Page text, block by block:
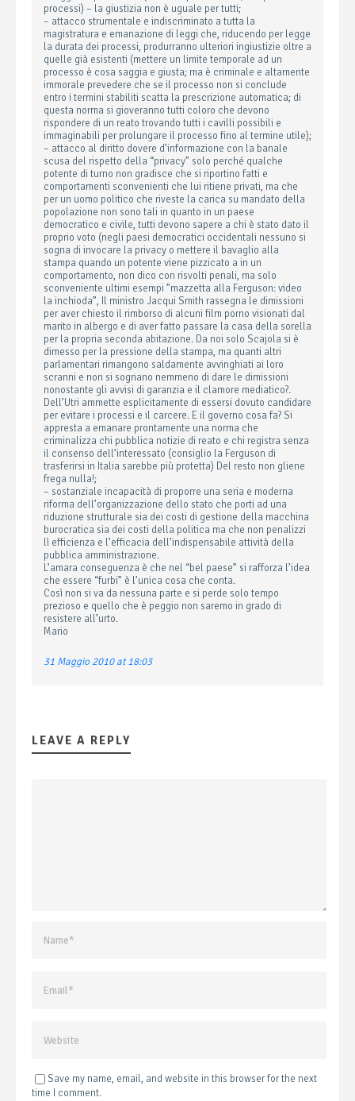
processi) – la giustizia non è uguale per tutti;
– attacco strumentale e indiscriminato a tutta la
magistratura e emanazione di leggi che, riducendo per legge
la durata dei processi, produrranno ulteriori ingiustizie oltre a
quelle già esistenti (mettere un limite temporale ad un
processo è cosa saggia e giusta; ma è criminale e altamente
immorale prevedere che se il processo non si conclude
entro i termini stabiliti scatta la prescrizione automatica; di
questa norma si gioveranno tutti coloro che devono
rispondere di un reato trovando tutti i cavilli possibili e
immaginabili per prolungare il processo fino al termine utile);
– attacco al diritto dovere d’informazione con la banale
scusa del rispetto della “privacy” solo perché qualche
potente di turno non gradisce che si riportino fatti e
comportamenti sconvenienti che lui ritiene privati, ma che
per un uomo politico che riveste la carica su mandato della
popolazione non sono tali in quanto in un paese
democratico e civile, tutti devono sapere a chi è stato dato il
proprio voto (negli paesi democratici occidentali nessuno si
sogna di invocare la privacy o mettere il bavaglio alla
stampa quando un potente viene pizzicato a in un
comportamento, non dico con risvolti penali, ma solo
sconveniente ultimi esempi ”mazzetta alla Ferguson: video
la inchioda”, Il ministro Jacqui Smith rassegna le dimissioni
per aver chiesto il rimborso di alcuni film porno visionati dal
marito in albergo e di aver fatto passare la casa della sorella
per la propria seconda abitazione. Da noi solo Scajola si è
dimesso per la pressione della stampa, ma quanti altri
parlamentari rimangono saldamente avvinghiati ai loro
scranni e non si sognano nemmeno di dare le dimissioni
nonostante gli avvisi di garanzia e il clamore mediatico?.
Dell’Utri ammette esplicitamente di essersi dovuto candidare
per evitare i processi e il carcere. E il governo cosa fa? Si
appresta a emanare prontamente una norma che
criminalizza chi pubblica notizie di reato e chi registra senza
il consenso dell’interessato (consiglio la Ferguson di
trasferirsi in Italia sarebbe più protetta) Del resto non gliene
frega nulla!;
– sostanziale incapacità di proporre una seria e moderna
riforma dell’organizzazione dello stato che porti ad una
riduzione strutturale sia dei costi di gestione della macchina
burocratica sia dei costi della politica ma che non penalizzi
lì efficienza e l’efficacia dell’indispensabile attività della
pubblica amministrazione.
L’amara conseguenza è che nel “bel paese” si rafforza l’idea
che essere “furbi” è l’unica cosa che conta.
Così non si va da nessuna parte e si perde solo tempo
prezioso e quello che è peggio non saremo in grado di
resistere all’urto.
Mario
31 Maggio 2010 at 18:03
LEAVE A REPLY
Save my name, email, and website in this browser for the next
time I comment.